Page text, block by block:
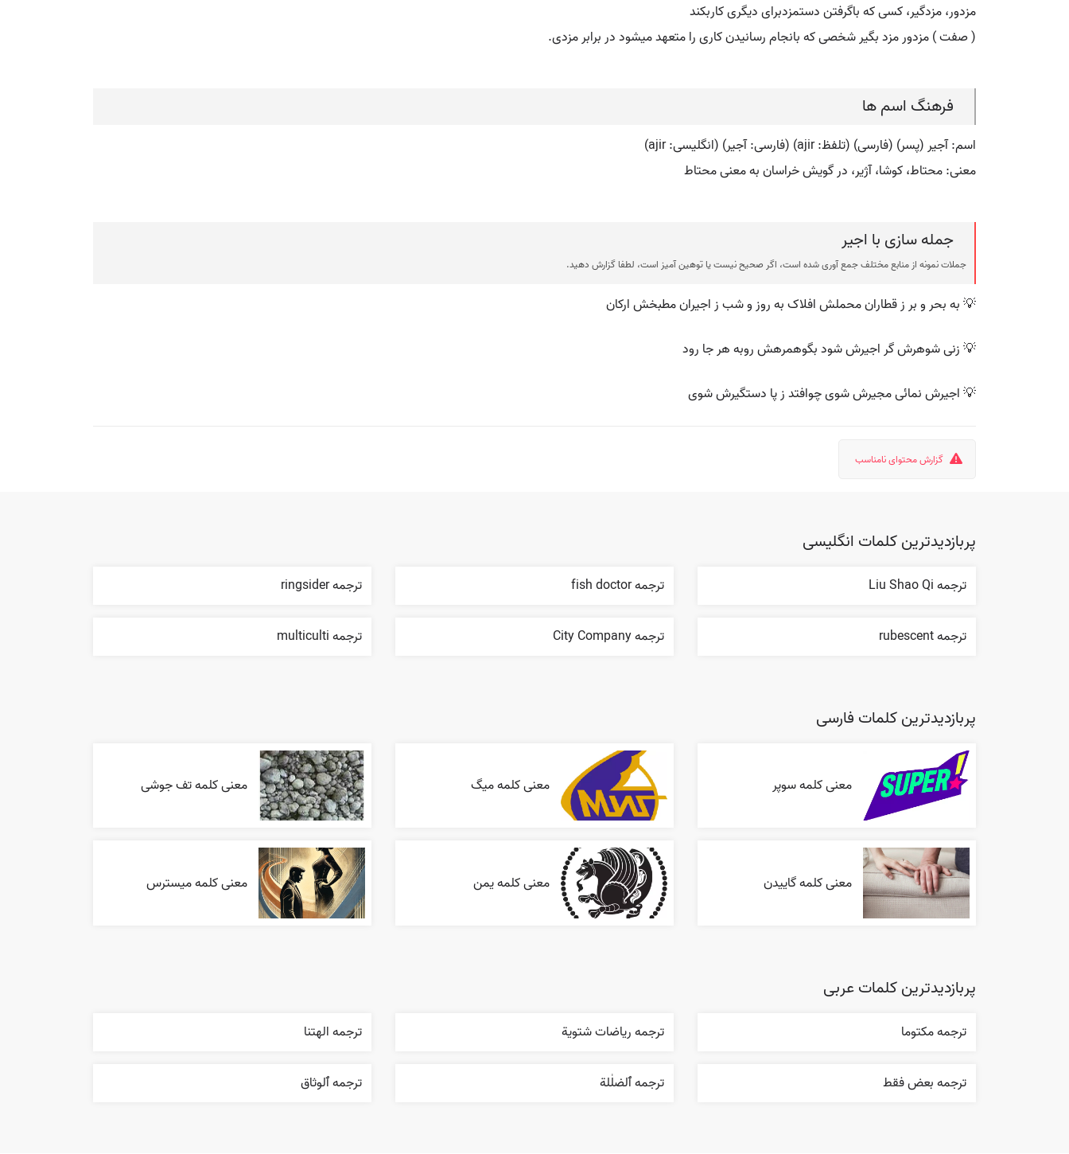
مزدور، مزدگیر، کسی که باگرفتن دستمزدبرای دیگری کاربکند
( صفت ) مزدور مزد بگیر شخصی که بانجام رسانیدن کاری را متعهد میشود در برابر مزدی.
فرهنگ اسم ها
اسم: آجیر (پسر) (فارسی) (تلفظ: ajir) (فارسی: آجیر) (انگلیسی: ajir)
معنی: محتاط، کوشا، آژیر، در گویش خراسان به معنی محتاط
جمله سازی با اجیر
جملات نمونه از منابع مختلف جمع آوری شده است، اگر صحیح نیست یا توهین آمیز است، لطفا گزارش دهید.
💡 به بحر و بر ز قطاران محملش افلاک به روز و شب ز اجیران مطبخش ارکان
💡 زنی شوهرش گر اجیرش شود بگوهمرهش روبه هر جا رود
💡 اجیرش نمائی مجیرش شوی چوافتد ز پا دستگیرش شوی
گزارش محتوای نامناسب
پربازدیدترین کلمات انگلیسی
ترجمه Liu Shao Qi ترجمه fish doctor ترجمه ringsider
ترجمه rubescent ترجمه City Company ترجمه multiculti
پربازدیدترین کلمات فارسی
معنی کلمه سوپر معنی کلمه میگ معنی کلمه تف جوشی
معنی کلمه گاییدن معنی کلمه یمن معنی کلمه میسترس
پربازدیدترین کلمات عربی
ترجمه مکتوما ترجمه رياضات شتوية ترجمه الهتنا
ترجمه بعض فقط ترجمه ٱلضلٰلة ترجمه ٱلوثاق